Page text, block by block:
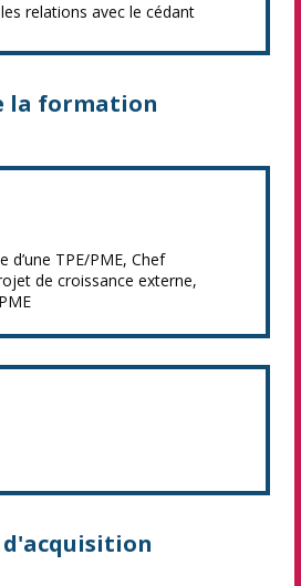
relations avec le cédant
la formation
d’une TPE/PME, Chef
de croissance externe,